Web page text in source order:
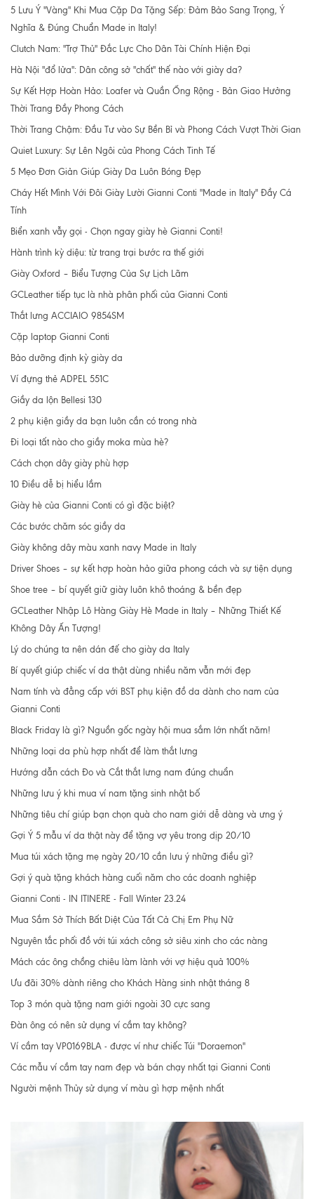
5 Lưu Ý "Vàng" Khi Mua Cặp Da Tặng Sếp: Đảm Bảo Sang Trọng, Ý
Nghĩa & Đúng Chuẩn Made in Italy!
Clutch Nam: "Trợ Thủ" Đắc Lực Cho Dân Tài Chính Hiện Đại
Hà Nội "đổ lửa": Dân công sở "chất" thế nào với giày da?
Sự Kết Hợp Hoàn Hảo: Loafer và Quần Ống Rộng - Bản Giao Hưởng
Thời Trang Đầy Phong Cách
Thời Trang Chậm: Đầu Tư vào Sự Bền Bỉ và Phong Cách Vượt Thời Gian
Quiet Luxury: Sự Lên Ngôi của Phong Cách Tinh Tế
5 Mẹo Đơn Giản Giúp Giày Da Luôn Bóng Đẹp
Cháy Hết Mình Với Đôi Giày Lười Gianni Conti "Made in Italy" Đầy Cá
Tính
Biển xanh vẫy gọi - Chọn ngay giày hè Gianni Conti!
Hành trình kỳ diệu: từ trang trại bước ra thế giới
Giày Oxford – Biểu Tượng Của Sự Lịch Lãm
GCLeather tiếp tục là nhà phân phối của Gianni Conti
Thắt lưng ACCIAIO 9854SM
Cặp laptop Gianni Conti
Bảo dưỡng định kỳ giày da
Ví đựng thẻ ADPEL 551C
Giầy da lộn Bellesi 130
2 phụ kiện giầy da bạn luôn cần có trong nhà
Đi loại tất nào cho giầy moka mùa hè?
Cách chọn dây giày phù hợp
10 Điều dễ bị hiểu lầm
Giày hè của Gianni Conti có gì đặc biệt?
Các bước chăm sóc giầy da
Giày không dây màu xanh navy Made in Italy
Driver Shoes – sự kết hợp hoàn hảo giữa phong cách và sự tiện dụng
Shoe tree – bí quyết giữ giày luôn khô thoáng & bền đẹp
GCLeather Nhập Lô Hàng Giày Hè Made in Italy – Những Thiết Kế
Không Dây Ấn Tượng!
Lý do chúng ta nên dán đế cho giày da Italy
Bí quyết giúp chiếc ví da thật dùng nhiều năm vẫn mới đẹp
Nam tính và đẳng cấp với BST phụ kiện đồ da dành cho nam của
Gianni Conti
Black Friday là gì? Nguồn gốc ngày hội mua sắm lớn nhất năm!
Những loại da phù hợp nhất để làm thắt lưng
Hướng dẫn cách Đo và Cắt thắt lưng nam đúng chuẩn
Những lưu ý khi mua ví nam tặng sinh nhật bố
Những tiêu chí giúp bạn chọn quà cho nam giới dễ dàng và ưng ý
Gợi Ý 5 mẫu ví da thật này để tặng vợ yêu trong dịp 20/10
Mua túi xách tặng mẹ ngày 20/10 cần lưu ý những điều gì?
Gợi ý quà tặng khách hàng cuối năm cho các doanh nghiệp
Gianni Conti - IN ITINERE - Fall Winter 23.24
Mua Sắm Sở Thích Bất Diệt Của Tất Cả Chị Em Phụ Nữ
Nguyên tắc phối đồ với túi xách công sở siêu xinh cho các nàng
Mách các ông chồng chiêu làm lành với vợ hiệu quả 100%
Ưu đãi 30% dành riêng cho Khách Hàng sinh nhật tháng 8
Top 3 món quà tặng nam giới ngoài 30 cực sang
Đàn ông có nên sử dụng ví cầm tay không?
Ví cầm tay VP0169BLA - được ví như chiếc Túi "Doraemon"
Các mẫu ví cầm tay nam đẹp và bán chạy nhất tại Gianni Conti
Người mệnh Thủy sử dụng ví màu gì hợp mệnh nhất